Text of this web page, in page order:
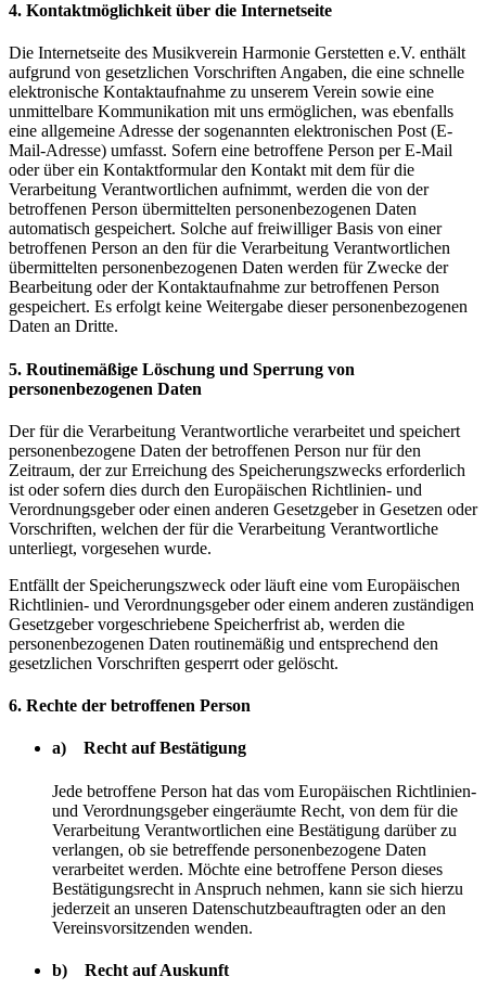
4. Kontaktmöglichkeit über die Internetseite
Die Internetseite des Musikverein Harmonie Gerstetten e.V. enthält
aufgrund von gesetzlichen Vorschriften Angaben, die eine schnelle
elektronische Kontaktaufnahme zu unserem Verein sowie eine
unmittelbare Kommunikation mit uns ermöglichen, was ebenfalls
eine allgemeine Adresse der sogenannten elektronischen Post (E-
Mail-Adresse) umfasst. Sofern eine betroffene Person per E-Mail
oder über ein Kontaktformular den Kontakt mit dem für die
Verarbeitung Verantwortlichen aufnimmt, werden die von der
betroffenen Person übermittelten personenbezogenen Daten
automatisch gespeichert. Solche auf freiwilliger Basis von einer
betroffenen Person an den für die Verarbeitung Verantwortlichen
übermittelten personenbezogenen Daten werden für Zwecke der
Bearbeitung oder der Kontaktaufnahme zur betroffenen Person
gespeichert. Es erfolgt keine Weitergabe dieser personenbezogenen
Daten an Dritte.
5. Routinemäßige Löschung und Sperrung von
personenbezogenen Daten
Der für die Verarbeitung Verantwortliche verarbeitet und speichert
personenbezogene Daten der betroffenen Person nur für den
Zeitraum, der zur Erreichung des Speicherungszwecks erforderlich
ist oder sofern dies durch den Europäischen Richtlinien- und
Verordnungsgeber oder einen anderen Gesetzgeber in Gesetzen oder
Vorschriften, welchen der für die Verarbeitung Verantwortliche
unterliegt, vorgesehen wurde.
Entfällt der Speicherungszweck oder läuft eine vom Europäischen
Richtlinien- und Verordnungsgeber oder einem anderen zuständigen
Gesetzgeber vorgeschriebene Speicherfrist ab, werden die
personenbezogenen Daten routinemäßig und entsprechend den
gesetzlichen Vorschriften gesperrt oder gelöscht.
6. Rechte der betroffenen Person
a) Recht auf Bestätigung
Jede betroffene Person hat das vom Europäischen Richtlinien-
und Verordnungsgeber eingeräumte Recht, von dem für die
Verarbeitung Verantwortlichen eine Bestätigung darüber zu
verlangen, ob sie betreffende personenbezogene Daten
verarbeitet werden. Möchte eine betroffene Person dieses
Bestätigungsrecht in Anspruch nehmen, kann sie sich hierzu
jederzeit an unseren Datenschutzbeauftragten oder an den
Vereinsvorsitzenden wenden.
b) Recht auf Auskunft